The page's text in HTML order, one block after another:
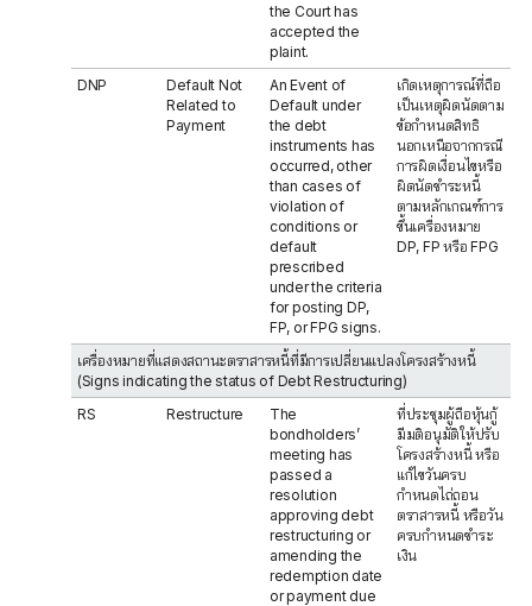
the Court has
accepted the
plaint.
DNP
Default Not
Related to
Payment
An Event of
Default under
the debt
instruments has
occurred, other
than cases of
violation of
conditions or
default
prescribed
under the criteria
for posting DP,
FP, or FPG signs.
เกิดเหตุการณ์ที่ถือ
เป็นเหตุผิดนัดตาม
ข้อกำหนดสิทธิ
นอกเหนือจากกรณี
การผิดเงื่อนไขหรือ
ผิดนัดชำระหนี้
ตามหลักเกณฑ์การ
ขึ้นเครื่องหมาย
DP, FP หรือ FPG
เครื่องหมายที่แสดงสถานะตราสารหนี้ที่มีการเปลี่ยนแปลงโครงสร้างหนี้
(Signs indicating the status of Debt Restructuring)
RS
Restructure
The
bondholders’
meeting has
passed a
resolution
approving debt
restructuring or
amending the
redemption date
or payment due
ที่ประชุมผู้ถือหุ้นกู้
มีมติอนุมัติให้ปรับ
โครงสร้างหนี้ หรือ
แก้ไขวันครบ
กำหนดไถ่ถอน
ตราสารหนี้ หรือวัน
ครบกำหนดชำระ
เงิน